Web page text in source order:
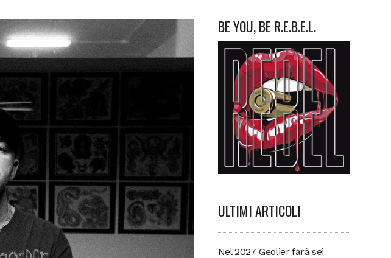
BE YOU, BE R.E.B.E.L.
ULTIMI ARTICOLI
Nel 2027 Geolier farà sei